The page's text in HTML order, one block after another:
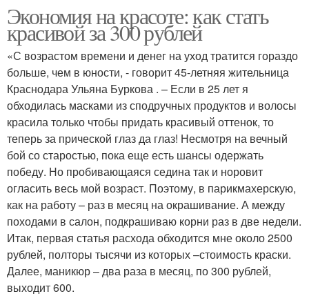
Экономия на красоте: как стать
красивой за 300 рублей
«С возрастом времени и денег на уход тратится гораздо
больше, чем в юности, - говорит 45-летняя жительница
Краснодара Ульяна Буркова . – Если в 25 лет я
обходилась масками из сподручных продуктов и волосы
красила только чтобы придать красивый оттенок, то
теперь за прической глаз да глаз! Несмотря на вечный
бой со старостью, пока еще есть шансы одержать
победу. Но пробивающаяся седина так и норовит
огласить весь мой возраст. Поэтому, в парикмахерскую,
как на работу – раз в месяц на окрашивание. А между
походами в салон, подкрашиваю корни раз в две недели.
Итак, первая статья расхода обходится мне около 2500
рублей, полторы тысячи из которых –стоимость краски.
Далее, маникюр – два раза в месяц, по 300 рублей,
выходит 600.